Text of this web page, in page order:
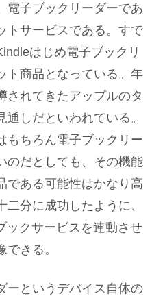
電子ブックリーダーであ
トサービスである。すで
はじめ電子ブックリ
ト商品となっている。年
されてきたアップルのタ
しだといわれている。
もちろん電子ブックリー
のだとしても、その機能
である可能性はかなり高
分に成功したように、
ックサービスを連動させ
きる。
ーというデバイス自体の